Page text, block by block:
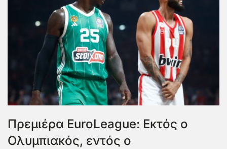
Πρεμιέρα EuroLeague: Εκτός ο
Ολυμπιακός, εντός ο